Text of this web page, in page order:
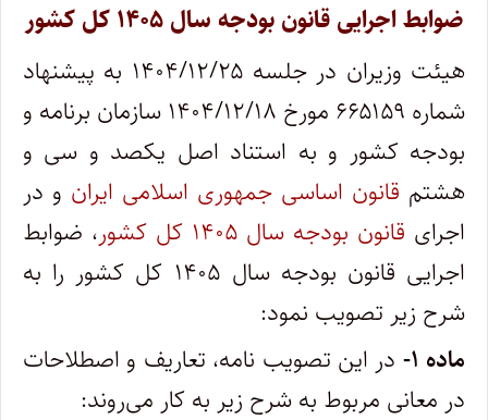
ضوابط اجرایی قانون بودجه سال ۱۴۰۵ کل کشور
هیئت وزیران در جلسه ۱۴۰۴/۱۲/۲۵ به پیشنهاد
شماره ۶۶۵۱۵۹ مورخ ۱۴۰۴/۱۲/۱۸ سازمان برنامه و
بودجه کشور و به استناد اصل یکصد و سی و
هشتم قانون اساسی جمهوری اسلامی ایران و در
اجرای قانون بودجه سال ۱۴۰۵ کل کشور
، ضوابط
اجرایی قانون بودجه سال ۱۴۰۵ کل کشور را به
شرح زیر تصویب نمود:
ماده ۱- در این تصویب نامه، تعاریف و اصطلاحات
در معانی مربوط به شرح زیر به کار می‌روند: